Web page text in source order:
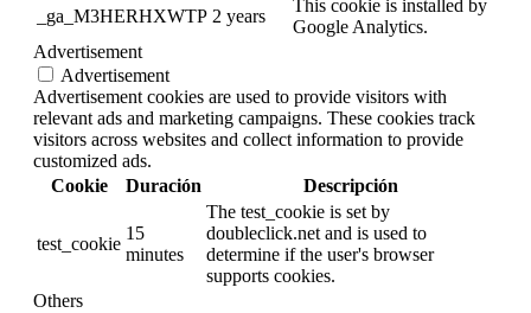
_ga_M3HERHXWTP 2 years
This cookie is installed by
Google Analytics.
Advertisement
Advertisement
Advertisement cookies are used to provide visitors with
relevant ads and marketing campaigns. These cookies track
visitors across websites and collect information to provide
customized ads.
Cookie
Duración Descripción
test_cookie
15
minutes
The test_cookie is set by
doubleclick.net and is used to
determine if the user's browser
supports cookies.
Others